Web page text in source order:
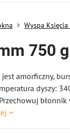
Wyspa
750
amorficzny,
dyszy: